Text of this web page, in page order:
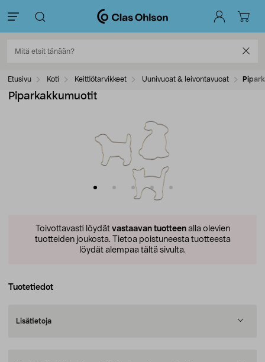
Etusivu Koti Keittiötarvikkeet Uunivuoat & leivontavuoat
Piparkakkumuotit
Toivottavasti löydät vastaavan tuotteenalla olevien
tuotteiden joukosta. Tietoa poistuneesta tuotteesta
löydät alempaa tältä sivulta.
Tuotetiedot
Lisätietoja